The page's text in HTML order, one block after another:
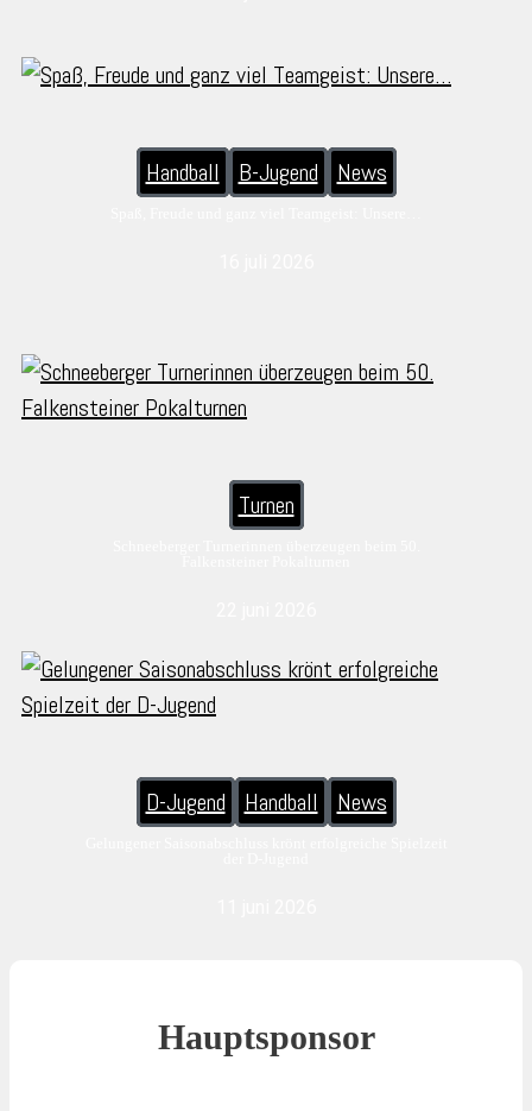
Handball B-Jugend News
Turnen
D-Jugend Handball News
Hauptsponsor